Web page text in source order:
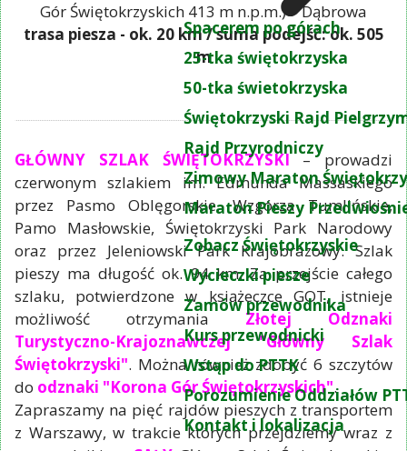
Spacerem po górach
25-tka świętokrzyska
50-tka świetokrzyska
Świętokrzyski Rajd
Rajd Przyrodniczy
Zimowy Maraton
Maraton Pieszy
Zobacz Świętokrzyskie
Wycieczki piesze
Zamów przewodnika
Kurs przewodnicki
Wstąp do PTTK
Porozumienie Oddziałów
Kontakt i lokalizacja
Gór Świętokrzyskich 413 m n.p.m.) – Dąbrowa
trasa piesza - ok. 20 km / suma podejść: ok. 505
m
GŁÓWNY SZLAK ŚWIĘTOKRZYSKI– prowadzi
czerwonym szlakiem im. Edmunda Massaskiego
przez Pasmo Oblęgorskie, Wzgórza Tumlińskie,
Pamo Masłowskie, Świętokrzyski Park Narodowy
oraz przez Jeleniowski Park Krajobrazowy. Szlak
pieszy ma długość ok. 94 km. Za przejście całego
szlaku, potwierdzone w książeczce GOT, istnieje
możliwość otrzymania Złotej Odznaki
Turystyczno-Krajoznawczej "Główny Szlak
Świętokrzyski". Można również zdobyć 6 szczytów
do odznaki "Korona Gór Świętokrzyskich".
Zapraszamy na pięć rajdów pieszych z transportem
z Warszawy, w trakcie których przejdziemy wraz z